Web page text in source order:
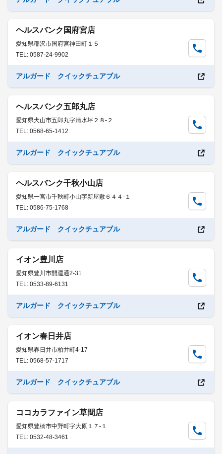
ヘルスバンク国府宮店
愛知県稲沢市国府宮神田町１５
TEL: 0587-24-9902
アルガード クイックチュアブル
ヘルスバンク五郎丸店
愛知県犬山市五郎丸字清水坪２８-２
TEL: 0568-65-1412
アルガード クイックチュアブル
ヘルスバンク千秋小山店
愛知県一宮市千秋町小山字新屋敷６４４-１
TEL: 0586-75-1768
アルガード クイックチュアブル
イオン豊川店
愛知県豊川市開運通2-31
TEL: 0533-89-6131
アルガード クイックチュアブル
イオン春日井店
愛知県春日井市柏井町4-17
TEL: 0568-57-1717
アルガード クイックチュアブル
ココカラファイン草間店
愛知県豊橋市中野町字大原１７-１
TEL: 0532-48-3461